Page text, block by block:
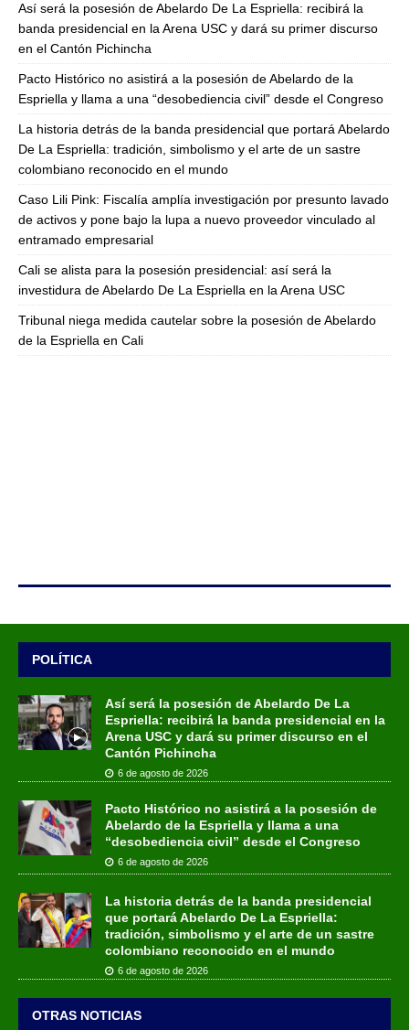
Así será la posesión de Abelardo De La Espriella: recibirá la
banda presidencial en la Arena USC y dará su primer discurso
en el Cantón Pichincha
Pacto Histórico no asistirá a la posesión de Abelardo de la
Espriella y llama a una “desobediencia civil” desde el Congreso
La historia detrás de la banda presidencial que portará Abelardo
De La Espriella: tradición, simbolismo y el arte de un sastre
colombiano reconocido en el mundo
Caso Lili Pink: Fiscalía amplía investigación por presunto lavado
de activos y pone bajo la lupa a nuevo proveedor vinculado al
entramado empresarial
Cali se alista para la posesión presidencial: así será la
investidura de Abelardo De La Espriella en la Arena USC
Tribunal niega medida cautelar sobre la posesión de Abelardo
de la Espriella en Cali
POLÍTICA
Así será la posesión de Abelardo De La
Espriella: recibirá la banda presidencial en la
Arena USC y dará su primer discurso en el
Cantón Pichincha
6 de agosto de 2026
Pacto Histórico no asistirá a la posesión de
Abelardo de la Espriella y llama a una
“desobediencia civil” desde el Congreso
6 de agosto de 2026
La historia detrás de la banda presidencial
que portará Abelardo De La Espriella:
tradición, simbolismo y el arte de un sastre
colombiano reconocido en el mundo
6 de agosto de 2026
OTRAS NOTICIAS